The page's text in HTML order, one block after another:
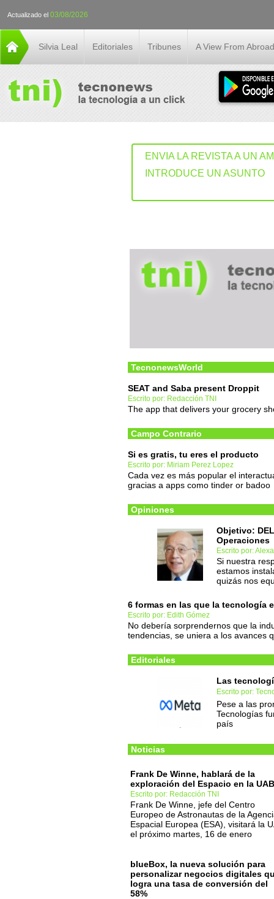
Actualizado el 03/08/2026
Silvia Leal Editoriales Tribunes A View From Abroad
ENVIA LA REVISTA A UN
INTRODUCE UN ASUNTO
TecnonewsWorld
SEAT and Saba present Droppit
Escrito por: Redacción TNI
The app that delivers your grocery
Campo Contrario
Si es gratis, tu eres el producto
Escrito por: Miriam Perez Lopez
Cada vez es más popular el
gracias a apps como tinder or badoo
Opiniones
Objetivo:
Operaciones
Escrito por:
Si nuestra
estamos
quizás nos
6 formas en las que la tecnología
Escrito por: Edith Gómez
No debería sorprendernos que la
tendencias, se uniera a los avances
Editoriales
Las
Escrito por:
Pese a las
Tecnologías
país
Noticias
Frank De Winne, hablará de la
exploración del Espacio en la UAB
Escrito por: Redacción TNI
Frank De Winne, jefe del Centro
Europeo de Astronautas de la
Espacial Europea (ESA), visitará la
el próximo martes, 16 de enero
blueBox, la nueva solución para
personalizar negocios digitales
logra una tasa de conversión del
58%